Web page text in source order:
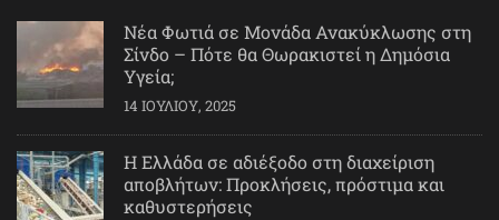
Νέα Φωτιά σε Μονάδα Ανακύκλωσης στη
Σίνδο – Πότε θα Θωρακιστεί η Δημόσια
Υγεία;
14 ΙΟΥΛΊΟΥ, 2025
Η Ελλάδα σε αδιέξοδο στη διαχείριση
αποβλήτων: Προκλήσεις, πρόστιμα και
καθυστερήσεις